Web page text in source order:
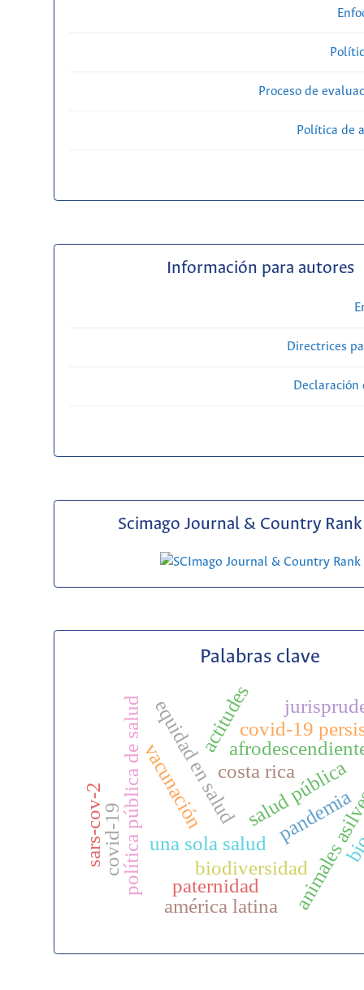
Proceso de
Política de
Información para autores
Directrices
Scimago Journal & Country Rank
Palabras clave
una sola salud
salud pública
biodiversidad
política pública de saludequidad en saludcosta rica
vacunación pandemia
actitudes
covid-19
sars-cov-2
covid-19
paternidad
américa latina